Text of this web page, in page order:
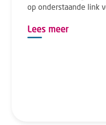
op onderstaande link
Lees meer